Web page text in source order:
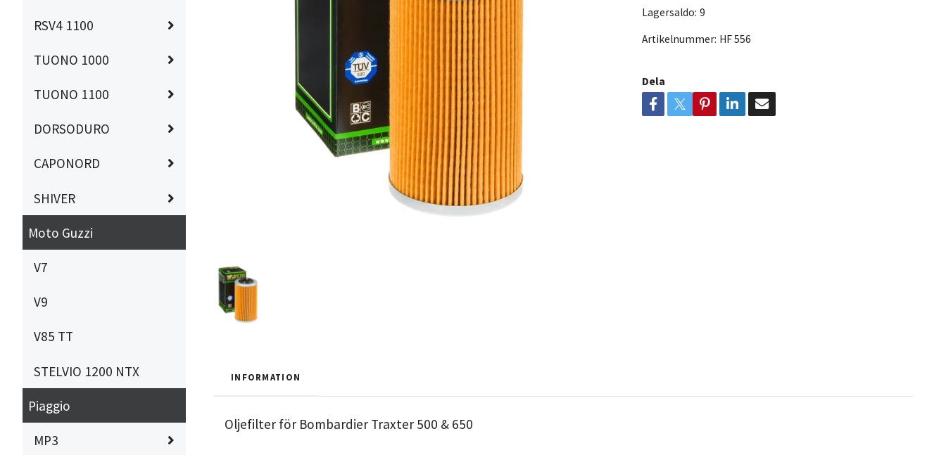
RSV4 1100
TUONO 1000
TUONO 1100
DORSODURO
CAPONORD
SHIVER
Moto Guzzi
V7
V9
V85 TT
STELVIO 1200 NTX
Piaggio
MP3
Lagersaldo: 9
Artikelnummer: HF 556
Dela
INFORMATION
Oljefilter för Bombardier Traxter 500 & 650